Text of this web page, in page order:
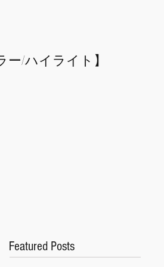
ー/​ハイライト】
Featured Posts